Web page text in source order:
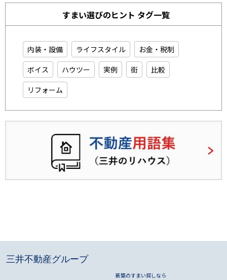
すまい選びのヒント タグ一覧
内装・設備 ライフスタイル
お金・税制
ボイス
ハウツー 実例 街
比較
リフォーム
三井不動産グループ
新築のすまい探しなら